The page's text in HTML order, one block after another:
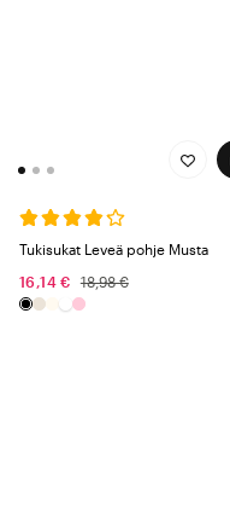
Tukisukat Leveä pohje Musta
16,14 €
18,98 €